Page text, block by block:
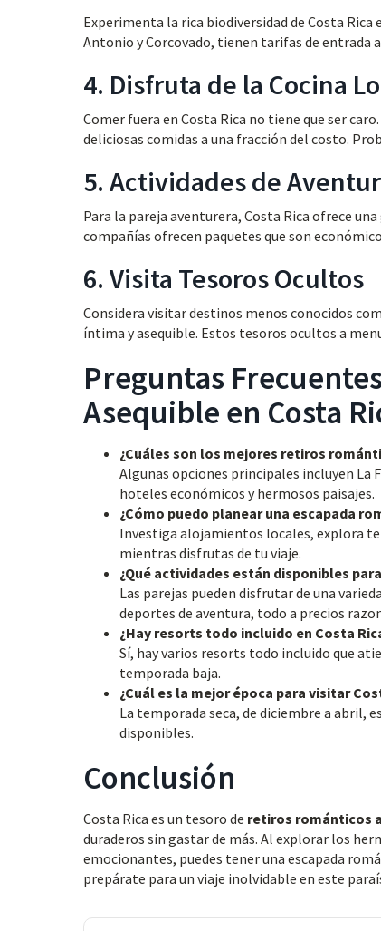
Experimenta la rica biodiversidad de Costa
Antonio y Corcovado, tienen tarifas de entrada
4. Disfruta de la Cocina
Comer fuera en Costa Rica no tiene que ser
deliciosas comidas a una fracción del costo.
5. Actividades de
Para la pareja aventurera, Costa Rica ofrece
compañías ofrecen paquetes que son
6. Visita Tesoros Ocultos
Considera visitar destinos menos conocidos
íntima y asequible. Estos tesoros ocultos a
Preguntas
Asequible en Costa
¿Cuáles son los mejores retiros
Algunas opciones principales incluyen La
hoteles económicos y hermosos paisajes.
¿Cómo puedo planear una escapada
Investiga alojamientos locales, explora
mientras disfrutas de tu viaje.
¿Qué actividades están disponibles
Las parejas pueden disfrutar de una
deportes de aventura, todo a precios
¿Hay resorts todo incluido en Costa
Sí, hay varios resorts todo incluido que
temporada baja.
¿Cuál es la mejor época para visitar
La temporada seca, de diciembre a abril,
disponibles.
Conclusión
Costa Rica es un tesoro de retiros románticos
duraderos sin gastar de más. Al explorar los
emocionantes, puedes tener una escapada
prepárate para un viaje inolvidable en este